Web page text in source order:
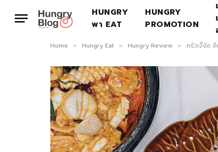
HUNGRY
พา EAT
HUNGRY
PROMOTION
Home » Hungry Eat » Hungry Review » ครัวเจ๊ง้อ